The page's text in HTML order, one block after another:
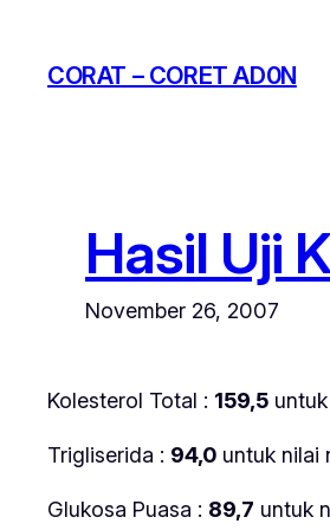
content
CORAT – CORET AD0N
Hasil Uji
November 26, 2007
Kolesterol Total : 159,5
Trigliserida : 94,0 untuk nilai
Glukosa Puasa : 89,7 untuk